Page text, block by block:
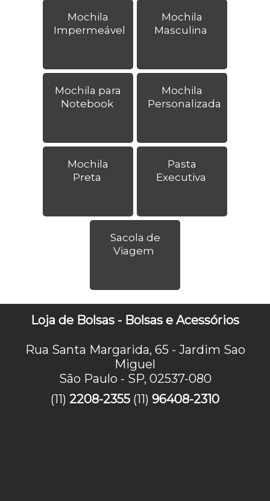
Mochila
Impermeável
Mochila
Masculina
Mochila para
Notebook
Mochila
Personalizada
Mochila
Preta
Pasta
Executiva
Sacola de
Viagem
Loja de Bolsas - Bolsas e Acessórios
Rua Santa Margarida, 65 - Jardim Sao
Miguel
São Paulo - SP, 02537-080
(11) 2208-2355 (11) 96408-2310